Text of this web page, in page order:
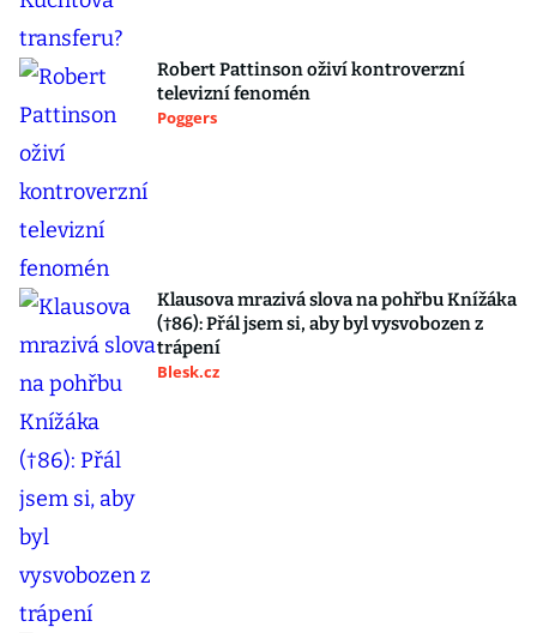
Robert Pattinson oživí kontroverzní
televizní fenomén
Poggers
Klausova mrazivá slova na pohřbu Knížáka
(†86): Přál jsem si, aby byl vysvobozen z
trápení
Blesk.cz